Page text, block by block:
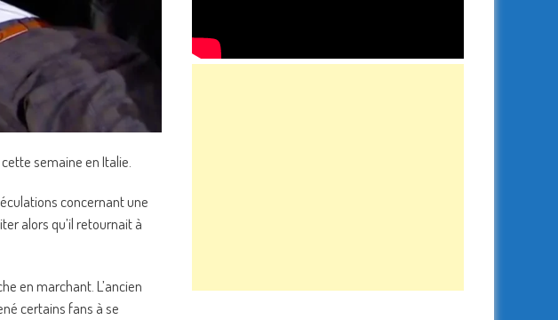
semaine en Italie.
concernant une
alors qu’il retournait à
en marchant. L’ancien
certains fans à se